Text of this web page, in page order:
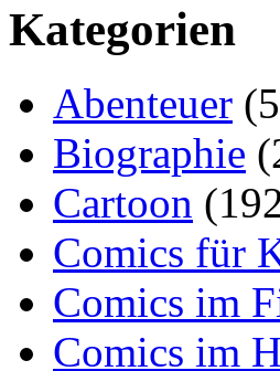
Kategorien
Abenteuer
Biographie
Cartoon
Comics für
Comics im
Comics im